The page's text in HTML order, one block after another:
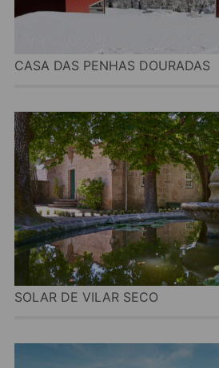
CASA DAS PENHAS DOURADAS
SOLAR DE VILAR SECO